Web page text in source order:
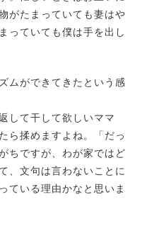
がたまっていても妻はや
っていても僕は手を出し
ムができてきたという感
して干して欲しいママ
ら揉めますよね。「だっ
ちですが、わが家ではど
、文句は言わないことに
ている理由かなと思いま